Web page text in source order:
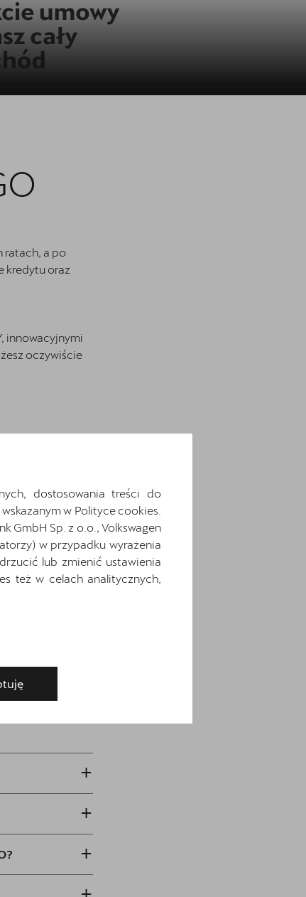
ratach, a po
kredytu oraz
innowacyjnymi
oczywiście
lub podjąć
okresu
wkład
+
+
+
dostosowania treści do
w Polityce cookies.
GmbH Sp. z o.o., Volkswagen
w przypadku wyrażenia
lub zmienić ustawienia
też w celach analitycznych,